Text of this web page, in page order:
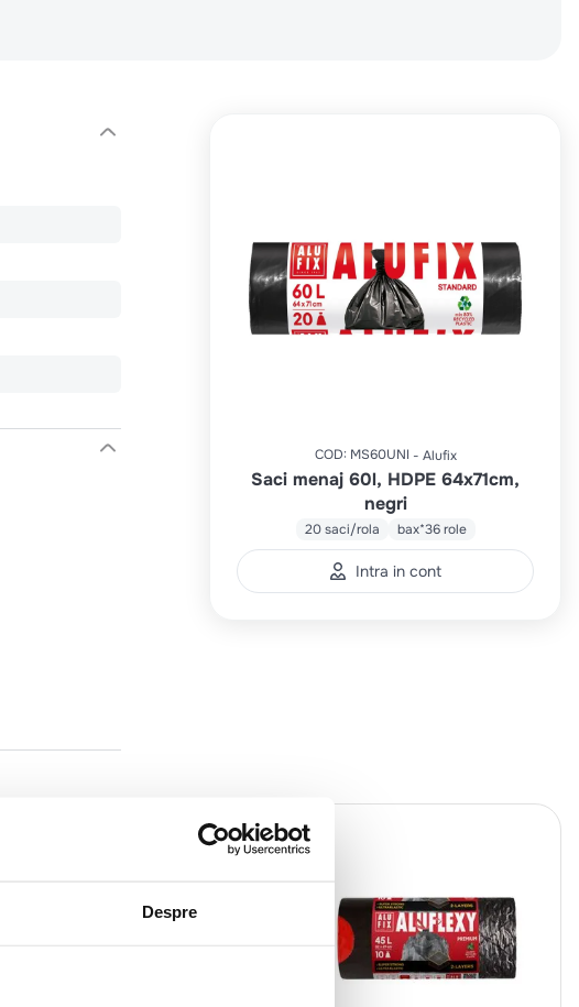
Despre
COD: MS60UNI Alufix
Saci menaj 60l, HDPE 64x71cm,
negri
20 saci/rola bax*36 role
Intra in cont